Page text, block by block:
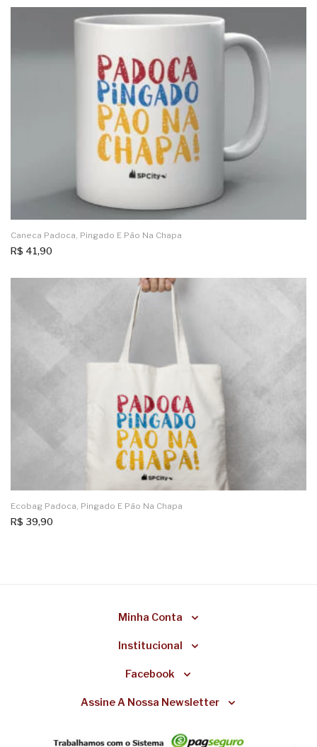
Caneca Padoca, Pingado E Pão Na Chapa
R$ 41,90
Ecobag Padoca, Pingado E Pão Na Chapa
R$ 39,90
Minha Conta
Institucional
Facebook
Assine A Nossa Newsletter